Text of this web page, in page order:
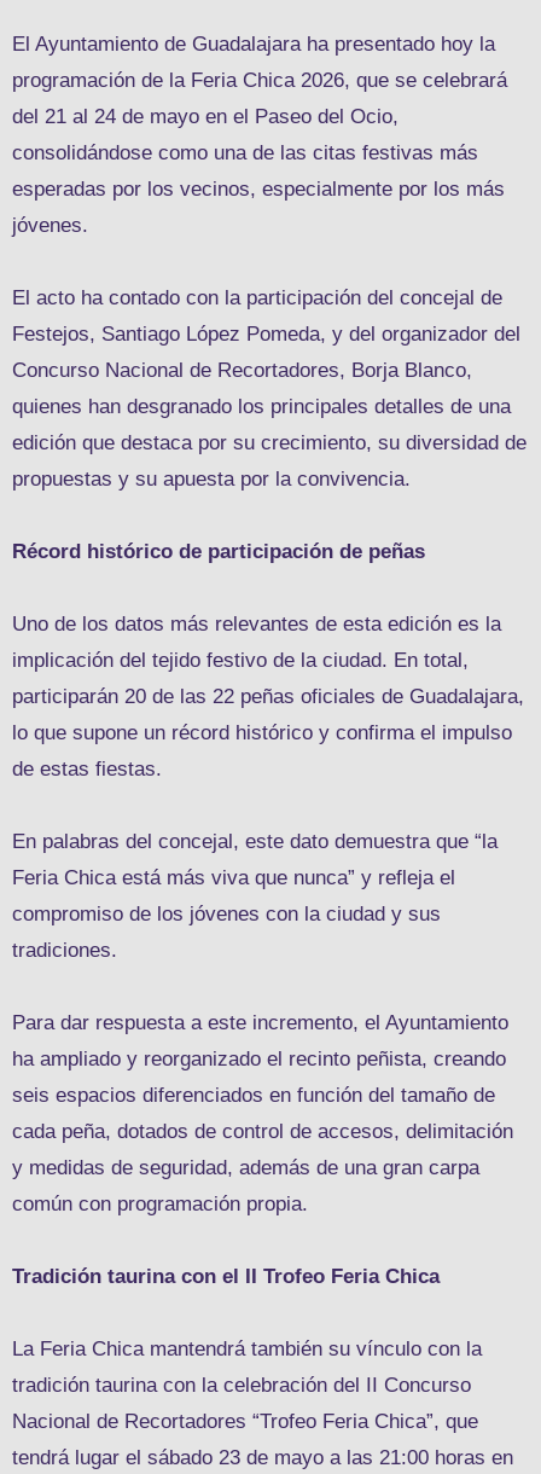
El Ayuntamiento de Guadalajara ha presentado hoy la
programación de la Feria Chica 2026, que se celebrará
del 21 al 24 de mayo en el Paseo del Ocio,
consolidándose como una de las citas festivas más
esperadas por los vecinos, especialmente por los más
jóvenes.
El acto ha contado con la participación del concejal de
Festejos, Santiago López Pomeda, y del organizador del
Concurso Nacional de Recortadores, Borja Blanco,
quienes han desgranado los principales detalles de una
edición que destaca por su crecimiento, su diversidad de
propuestas y su apuesta por la convivencia.
Récord histórico de participación de peñas
Uno de los datos más relevantes de esta edición es la
implicación del tejido festivo de la ciudad. En total,
participarán 20 de las 22 peñas oficiales de Guadalajara,
lo que supone un récord histórico y confirma el impulso
de estas fiestas.
En palabras del concejal, este dato demuestra que “la
Feria Chica está más viva que nunca” y refleja el
compromiso de los jóvenes con la ciudad y sus
tradiciones.
Para dar respuesta a este incremento, el Ayuntamiento
ha ampliado y reorganizado el recinto peñista, creando
seis espacios diferenciados en función del tamaño de
cada peña, dotados de control de accesos, delimitación
y medidas de seguridad, además de una gran carpa
común con programación propia.
Tradición taurina con el II Trofeo Feria Chica
La Feria Chica mantendrá también su vínculo con la
tradición taurina con la celebración del II Concurso
Nacional de Recortadores “Trofeo Feria Chica”, que
tendrá lugar el sábado 23 de mayo a las 21:00 horas en